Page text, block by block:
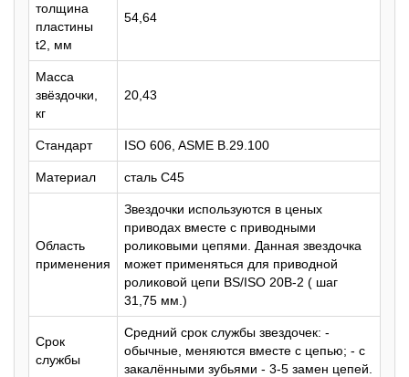
толщина
пластины
t2, мм
54,64
Масса
звёздочки,
кг
20,43
Стандарт ISO 606, ASME B.29.100
Материал сталь C45
Область
применения
Звездочки используются в ценых
приводах вместе с приводными
роликовыми цепями. Данная звездочка
может применяться для приводной
роликовой цепи BS/ISO 20B-2 ( шаг
31,75 мм.)
Срок
службы
Средний срок службы звездочек: -
обычные, меняются вместе с цепью; - с
закалёнными зубьями - 3-5 замен цепей.